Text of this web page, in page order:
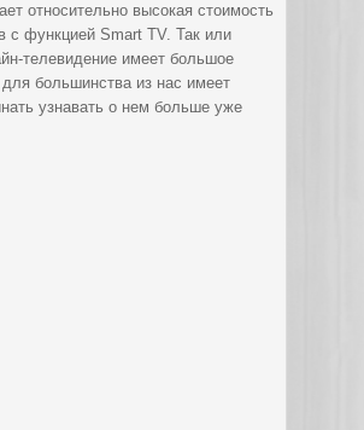
относительно высокая стоимость
с функцией Smart TV. Так или
телевидение имеет большое
большинства из нас имеет
узнавать о нем больше уже